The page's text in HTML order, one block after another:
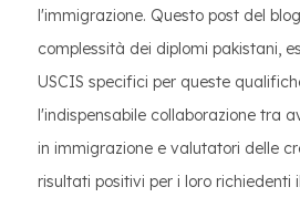
l'immigrazione. Questo post del
complessità dei diplomi pakistani,
USCIS specifici per queste
l'indispensabile collaborazione tra
in immigrazione e valutatori delle
risultati positivi per i loro richiedenti